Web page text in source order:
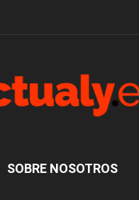
SOBRE NOSOTROS